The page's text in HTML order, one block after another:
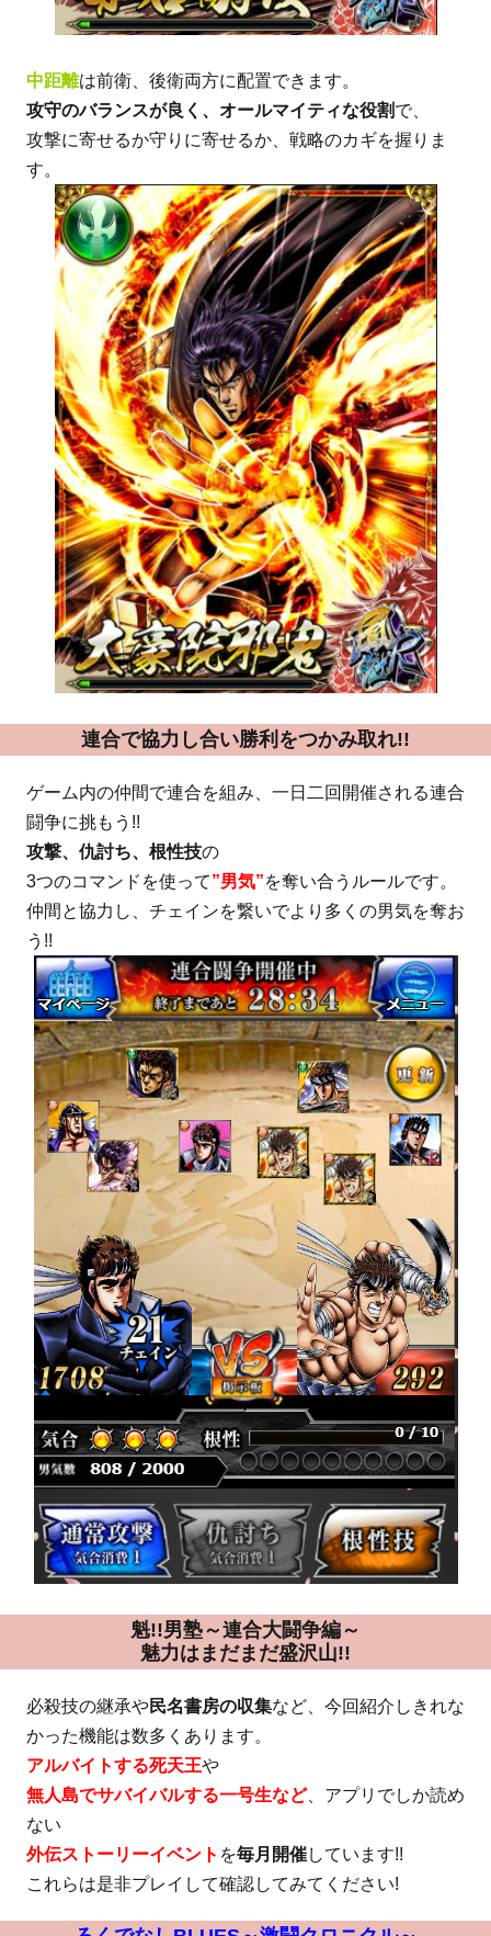
中距離は前衛、後衛両方に配置できます。
攻守のバランスが良く、オールマイティな役割で、
攻撃に寄せるか守りに寄せるか、戦略のカギを握りま
す。
連合で協力し合い勝利をつかみ取れ!!
ゲーム内の仲間で連合を組み、一日二回開催される連合
闘争に挑もう!!
攻撃、仇討ち、根性技の
3つのコマンドを使って”男気”を奪い合うルールです。
仲間と協力し、チェインを繋いでより多くの男気を奪お
う!!
魁!!男塾～連合大闘争編～
魅力はまだまだ盛沢山!!
必殺技の継承や民名書房の収集など、今回紹介しきれな
かった機能は数多くあります。
アルバイトする死天王や
無人島でサバイバルする一号生など、アプリでしか読め
ない
外伝ストーリーイベント を毎月開催しています!!
これらは是非プレイして確認してみてください!